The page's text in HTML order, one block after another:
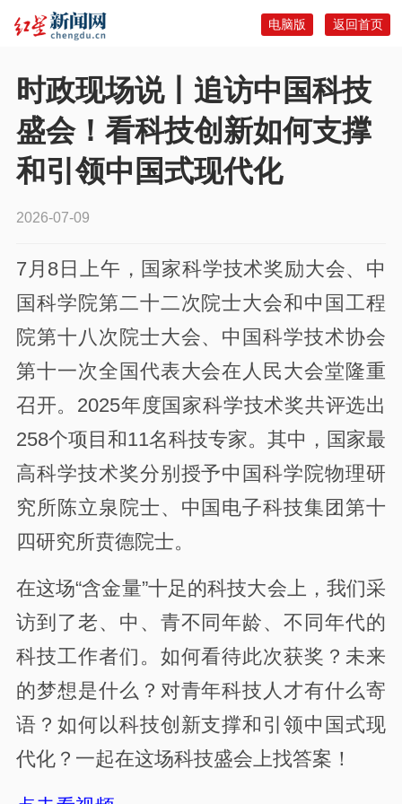
返回首页
电脑版
时政现场说丨追访中国科技
盛会！看科技创新如何支撑
和引领中国式现代化
2026-07-09
7月8日上午，国家科学技术奖励大会、中
国科学院第二十二次院士大会和中国工程
院第十八次院士大会、中国科学技术协会
第十一次全国代表大会在人民大会堂隆重
召开。2025年度国家科学技术奖共评选出
258个项目和11名科技专家。其中，国家最
高科学技术奖分别授予中国科学院物理研
究所陈立泉院士、中国电子科技集团第十
四研究所贲德院士。
在这场“含金量”十足的科技大会上，我们采
访到了老、中、青不同年龄、不同年代的
科技工作者们。如何看待此次获奖？未来
的梦想是什么？对青年科技人才有什么寄
语？如何以科技创新支撑和引领中国式现
代化？一起在这场科技盛会上找答案！